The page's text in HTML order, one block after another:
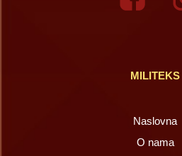
MILITEKS
Naslovna
O nama